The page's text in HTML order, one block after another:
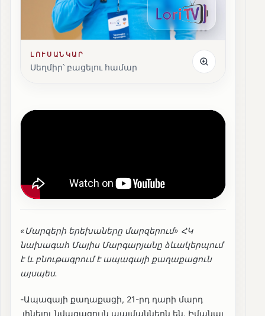
ԼՈՒՍԱՆԿԱՐ
Սեղմիր՝ բացելու համար
«Մարզերի երեխաները մարզերում» ՀԿ
նախագահ Մայիս Մարգարյանը ձևակերպում
է և բնութագրում է ապագայի քաղաքացուն
այսպես.
-Ապագայի քաղաքացի, 21-րդ դարի մարդ
լինելու նվազագույն պայմաններն են. Իմանալ